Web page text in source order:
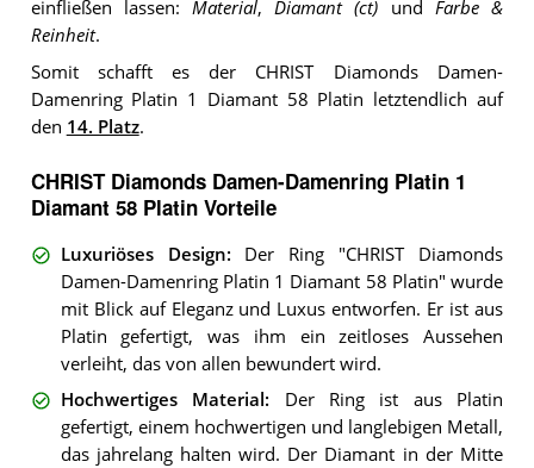
einfließen lassen:Material,Diamant (ct) und Farbe &
Reinheit.
Somit schafft es der CHRIST Diamonds Damen-
Damenring Platin 1 Diamant 58 Platin letztendlich auf
den 14. Platz.
CHRIST Diamonds Damen-Damenring Platin 1
Diamant 58 Platin Vorteile
Luxuriöses Design: Der Ring "CHRIST Diamonds
Damen-Damenring Platin 1 Diamant 58 Platin" wurde
mit Blick auf Eleganz und Luxus entworfen. Er ist aus
Platin gefertigt, was ihm ein zeitloses Aussehen
verleiht, das von allen bewundert wird.
Hochwertiges Material : Der Ring ist aus Platin
gefertigt, einem hochwertigen und langlebigen Metall,
das jahrelang halten wird. Der Diamant in der Mitte